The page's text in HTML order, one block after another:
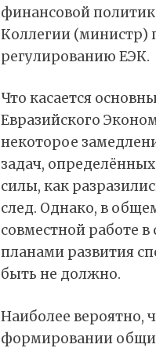
финансовой
Коллегии (министр)
регулированию ЕЭК.
Что касается
Евразийского
некоторое
задач,
силы, как
след. Однако, в
совместной работе
планами развития
быть не должно.
Наиболее вероятно,
формировании